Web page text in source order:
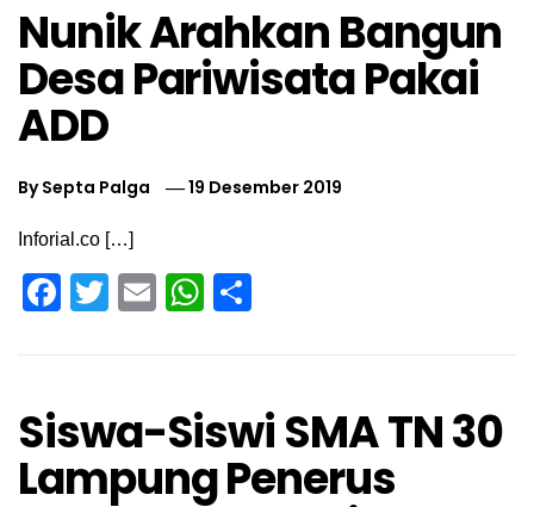
Nunik Arahkan Bangun
Desa Pariwisata Pakai
ADD
BySepta Palga 19 Desember 2019
Inforial.co […]
Facebook
Twitter
EmailWhatsApp
Siswa-Siswi SMA TN 30
Lampung Penerus